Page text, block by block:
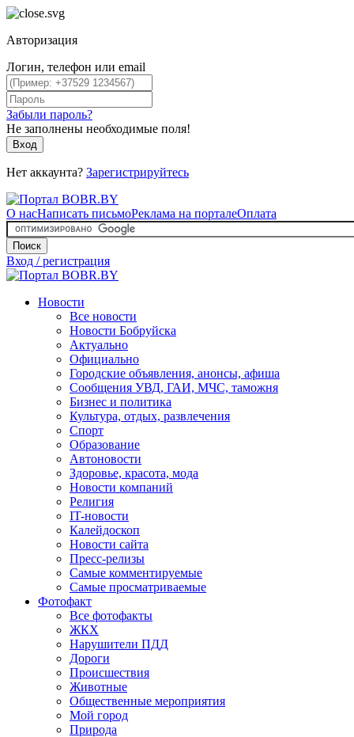
Авторизация
Логин, телефон или email
Забыли пароль?
Не заполнены необходимые поля!
Вход
Нет аккаунта? Зарегистрируйтесь
О насНаписать письмоРеклама на порталеОплата
Поиск
Вход / регистрация
Новости
Все новости
Новости Бобруйска
Актуально
Официально
Городские объявления, анонсы, афиша
Сообщения УВД, ГАИ, МЧС, таможня
Бизнес и политика
Культура, отдых, развлечения
Спорт
Образование
Автоновости
Здоровье, красота, мода
Новости компаний
Религия
IT-новости
Калейдоскоп
Новости сайта
Пресс-релизы
Самые комментируемые
Самые просматриваемые
Фотофакт
Все фотофакты
ЖКХ
Нарушители ПДД
Дороги
Происшествия
Животные
Общественные мероприятия
Мой город
Природа